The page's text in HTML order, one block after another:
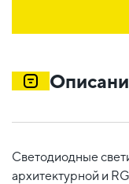
Светодиодные
архитектурной и